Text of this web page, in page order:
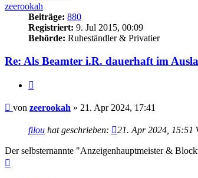
zeerookah
Beiträge: 880
Registriert: 9. Jul 2015, 00:09
Behörde: Ruheständler & Privatier
Re: Als Beamter i.R. dauerhaft im
Beitrag
von zeerookah » 21. Apr 2024, 17:41
filou hat geschrieben: 21. Apr 2024, 15:51
Der selbsternannte "Anzeigenhauptmeister &